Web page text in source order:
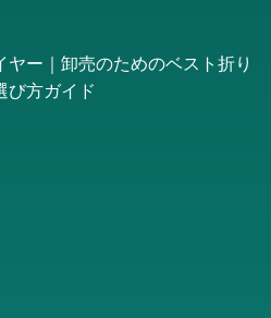
ー｜卸売のためのベスト折り
び方ガイド